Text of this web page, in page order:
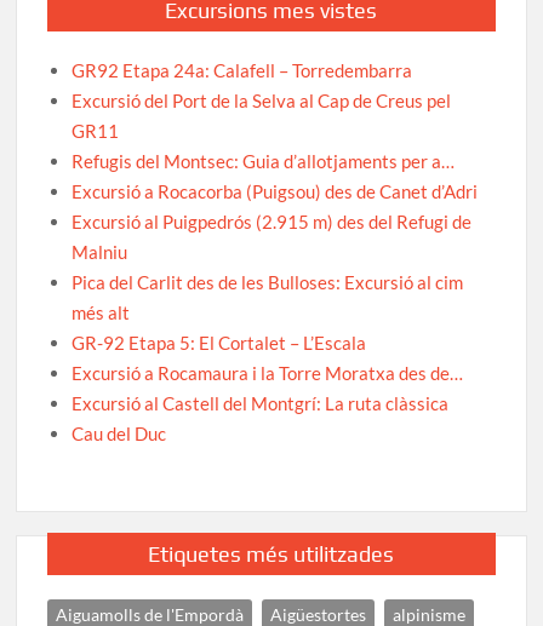
Excursions mes vistes
GR92 Etapa 24a: Calafell – Torredembarra
Excursió del Port de la Selva al Cap de Creus pel
GR11
Refugis del Montsec: Guia d’allotjaments per a…
Excursió a Rocacorba (Puigsou) des de Canet d’Adri
Excursió al Puigpedrós (2.915 m) des del Refugi de
Malniu
Pica del Carlit des de les Bulloses: Excursió al cim
més alt
GR-92 Etapa 5: El Cortalet – L’Escala
Excursió a Rocamaura i la Torre Moratxa des de…
Excursió al Castell del Montgrí: La ruta clàssica
Cau del Duc
Etiquetes més utilitzades
Aiguamolls de l'Empordà Aigüestortes
alpinisme